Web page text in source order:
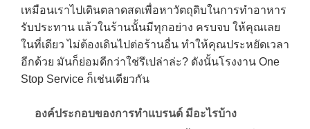
เหมือนเราไปเดินตลาดสดเพื่อหาวัตถุดิบในการทำอาหาร
รับประทาน แล้วในร้านนั้นมีทุกอย่าง ครบจบ ให้คุณเลย
ในที่เดียว ไม่ต้องเดินไปต่อร้านอื่น ทำให้คุณประหยัดเวลา
อีกด้วย มันก็ย่อมดีกว่าใช่รึเปล่าล่ะ? ดังนั้นโรงงาน One
Stop Service ก็เช่นเดียวกัน
องค์ประกอบของการทำแบรนด์ มีอะไรบ้าง